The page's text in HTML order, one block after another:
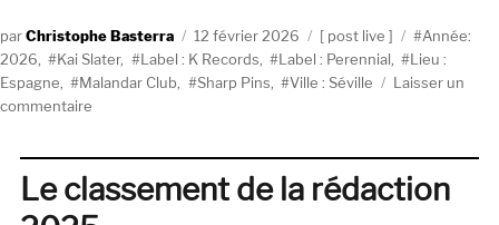
AuteurChristophe Basterra
Publié
le
12 février 2026 Catégories
post live Étiquettes
Année:
2026
Kai Slater, Label : K Records Label : Perennial
Lieu :
Espagne
Malandar Club Sharp Pins Ville : Séville
Laisser un
commentaire
Malandar
Le classement de la rédaction